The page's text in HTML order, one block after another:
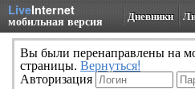
LiveInternet
мобильная версия Дневники
Вы были перенаправлены на
страницы. Вернуться!
Авторизация